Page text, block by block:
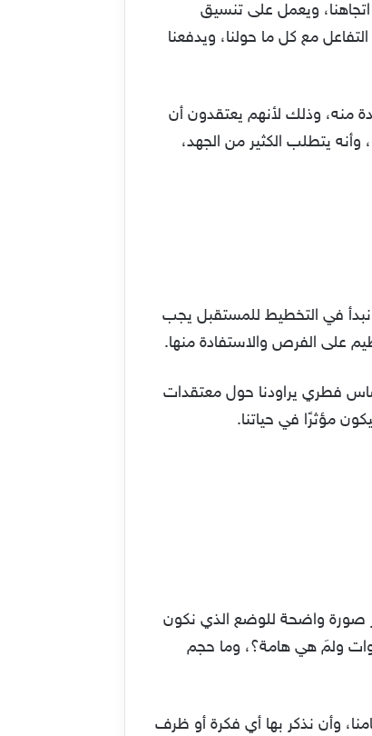
ويعمل على تنسيق
مع كل ما حولنا، ويدفعنا
منه، وذلك لأنهم يعتقدون أن
يتطلب الكثير من الجهد،
نبدأ في التخطيط للمستقبل يجب
على الفرص والاستفادة منها.
فطري يراودنا حول معتقدات
مؤثرًا في حياتنا.
صورة واضحة للوضع الذي نكون
ولمَ هي هامة؟، وما حجم
وأن نذكر بها أي فكرة أو ظرف